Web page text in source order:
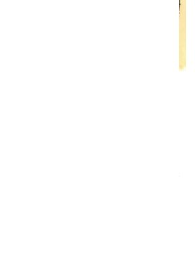
gada 19. februārim Daugavpils
būs skatāmas piecas jaunas
kultūras telpai
mākslā.
Koļas Novikova projekts
dzīves un daiļrades lappuses.
folkloras klātbūtne, kā ar dziļas
kultūrām un mītiem.